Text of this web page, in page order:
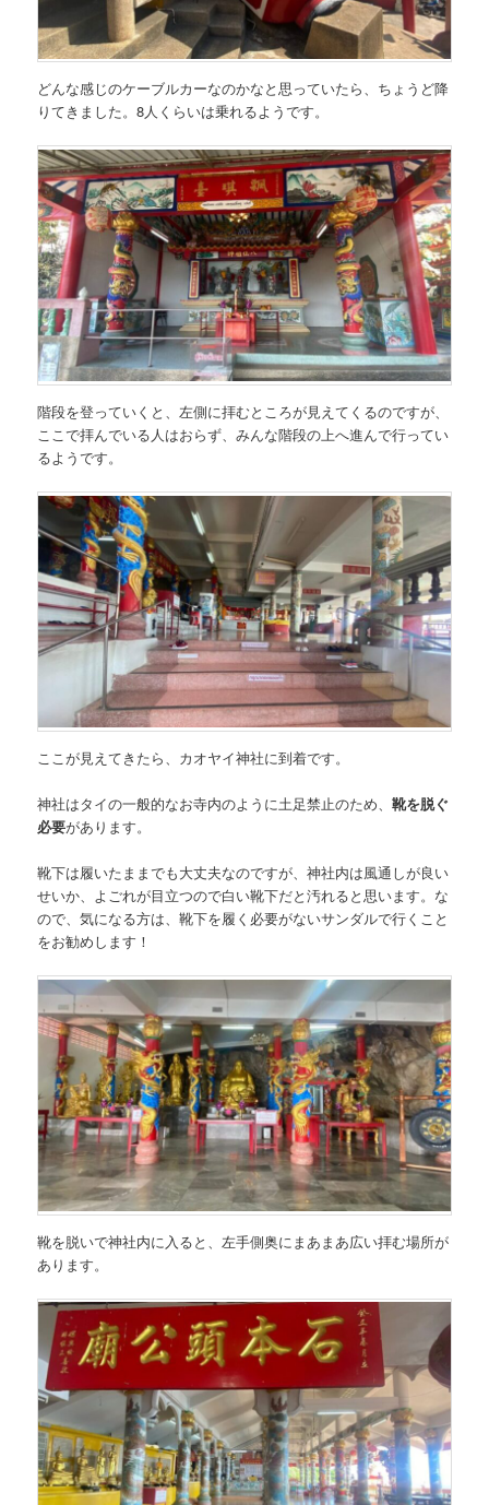
どんな感じのケーブルカーなのかなと思っていたら、ちょうど降
りてきました。8人くらいは乗れるようです。
階段を登っていくと、左側に拝むところが見えてくるのですが、
ここで拝んでいる人はおらず、みんな階段の上へ進んで行ってい
るようです。
ここが見えてきたら、カオヤイ神社に到着です。
神社はタイの一般的なお寺内のように土足禁止のため、靴を脱ぐ
必要があります。
靴下は履いたままでも大丈夫なのですが、神社内は風通しが良い
せいか、よごれが目立つので白い靴下だと汚れると思います。な
ので、気になる方は、靴下を履く必要がないサンダルで行くこと
をお勧めします！
靴を脱いで神社内に入ると、左手側奥にまあまあ広い拝む場所が
あります。